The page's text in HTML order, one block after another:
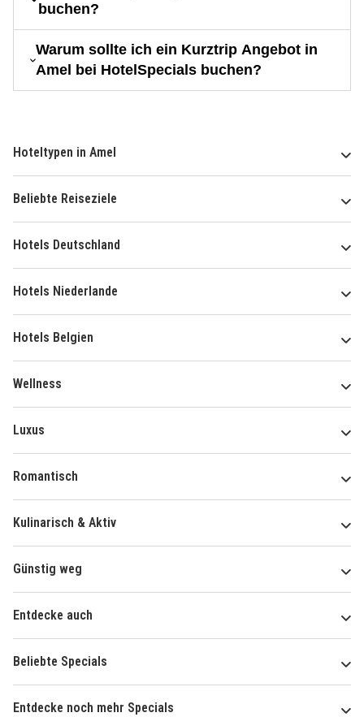
buchen?
Warum sollte ich ein Kurztrip Angebot in
Amel bei HotelSpecials buchen?
Hoteltypen in Amel
Beliebte Reiseziele
Hotels Deutschland
Hotels Niederlande
Hotels Belgien
Wellness
Luxus
Romantisch
Kulinarisch & Aktiv
Günstig weg
Entdecke auch
Beliebte Specials
Entdecke noch mehr Specials